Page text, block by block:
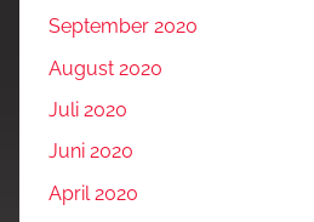
September 2020
August 2020
Juli 2020
Juni 2020
April 2020